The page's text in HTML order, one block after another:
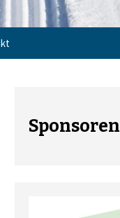
Sponsoren